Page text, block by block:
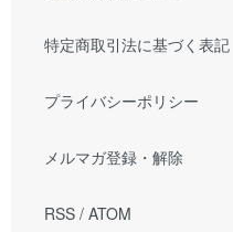
特定商取引法に基づく表記
プライバシーポリシー
メルマガ登録・解除
RSS / ATOM